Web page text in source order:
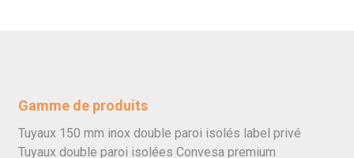
Gamme de produits
Tuyaux 150 mm inox double paroi isolés label privé
Tuyaux double paroi isolées Convesa premium